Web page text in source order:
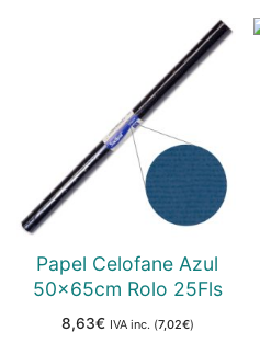
Papel Celofane Azul
50x65cm Rolo 25Fls
8,63€ IVA inc. (7,02€)